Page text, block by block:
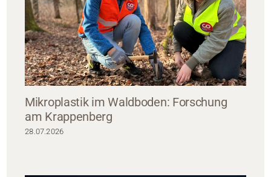
Mikroplastik im Waldboden: Forschung
am Krappenberg
28.07.2026